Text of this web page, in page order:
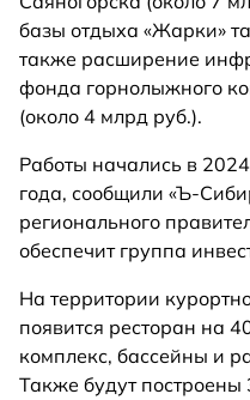
базы отдыха «Жарки»
также расширение
фонда горнолыжного
(около 4 млрд руб.).
Работы начались в
года, сообщили «Ъ-
регионального
обеспечит группа
На территории
появится ресторан на
комплекс, бассейны и
Также будут построены